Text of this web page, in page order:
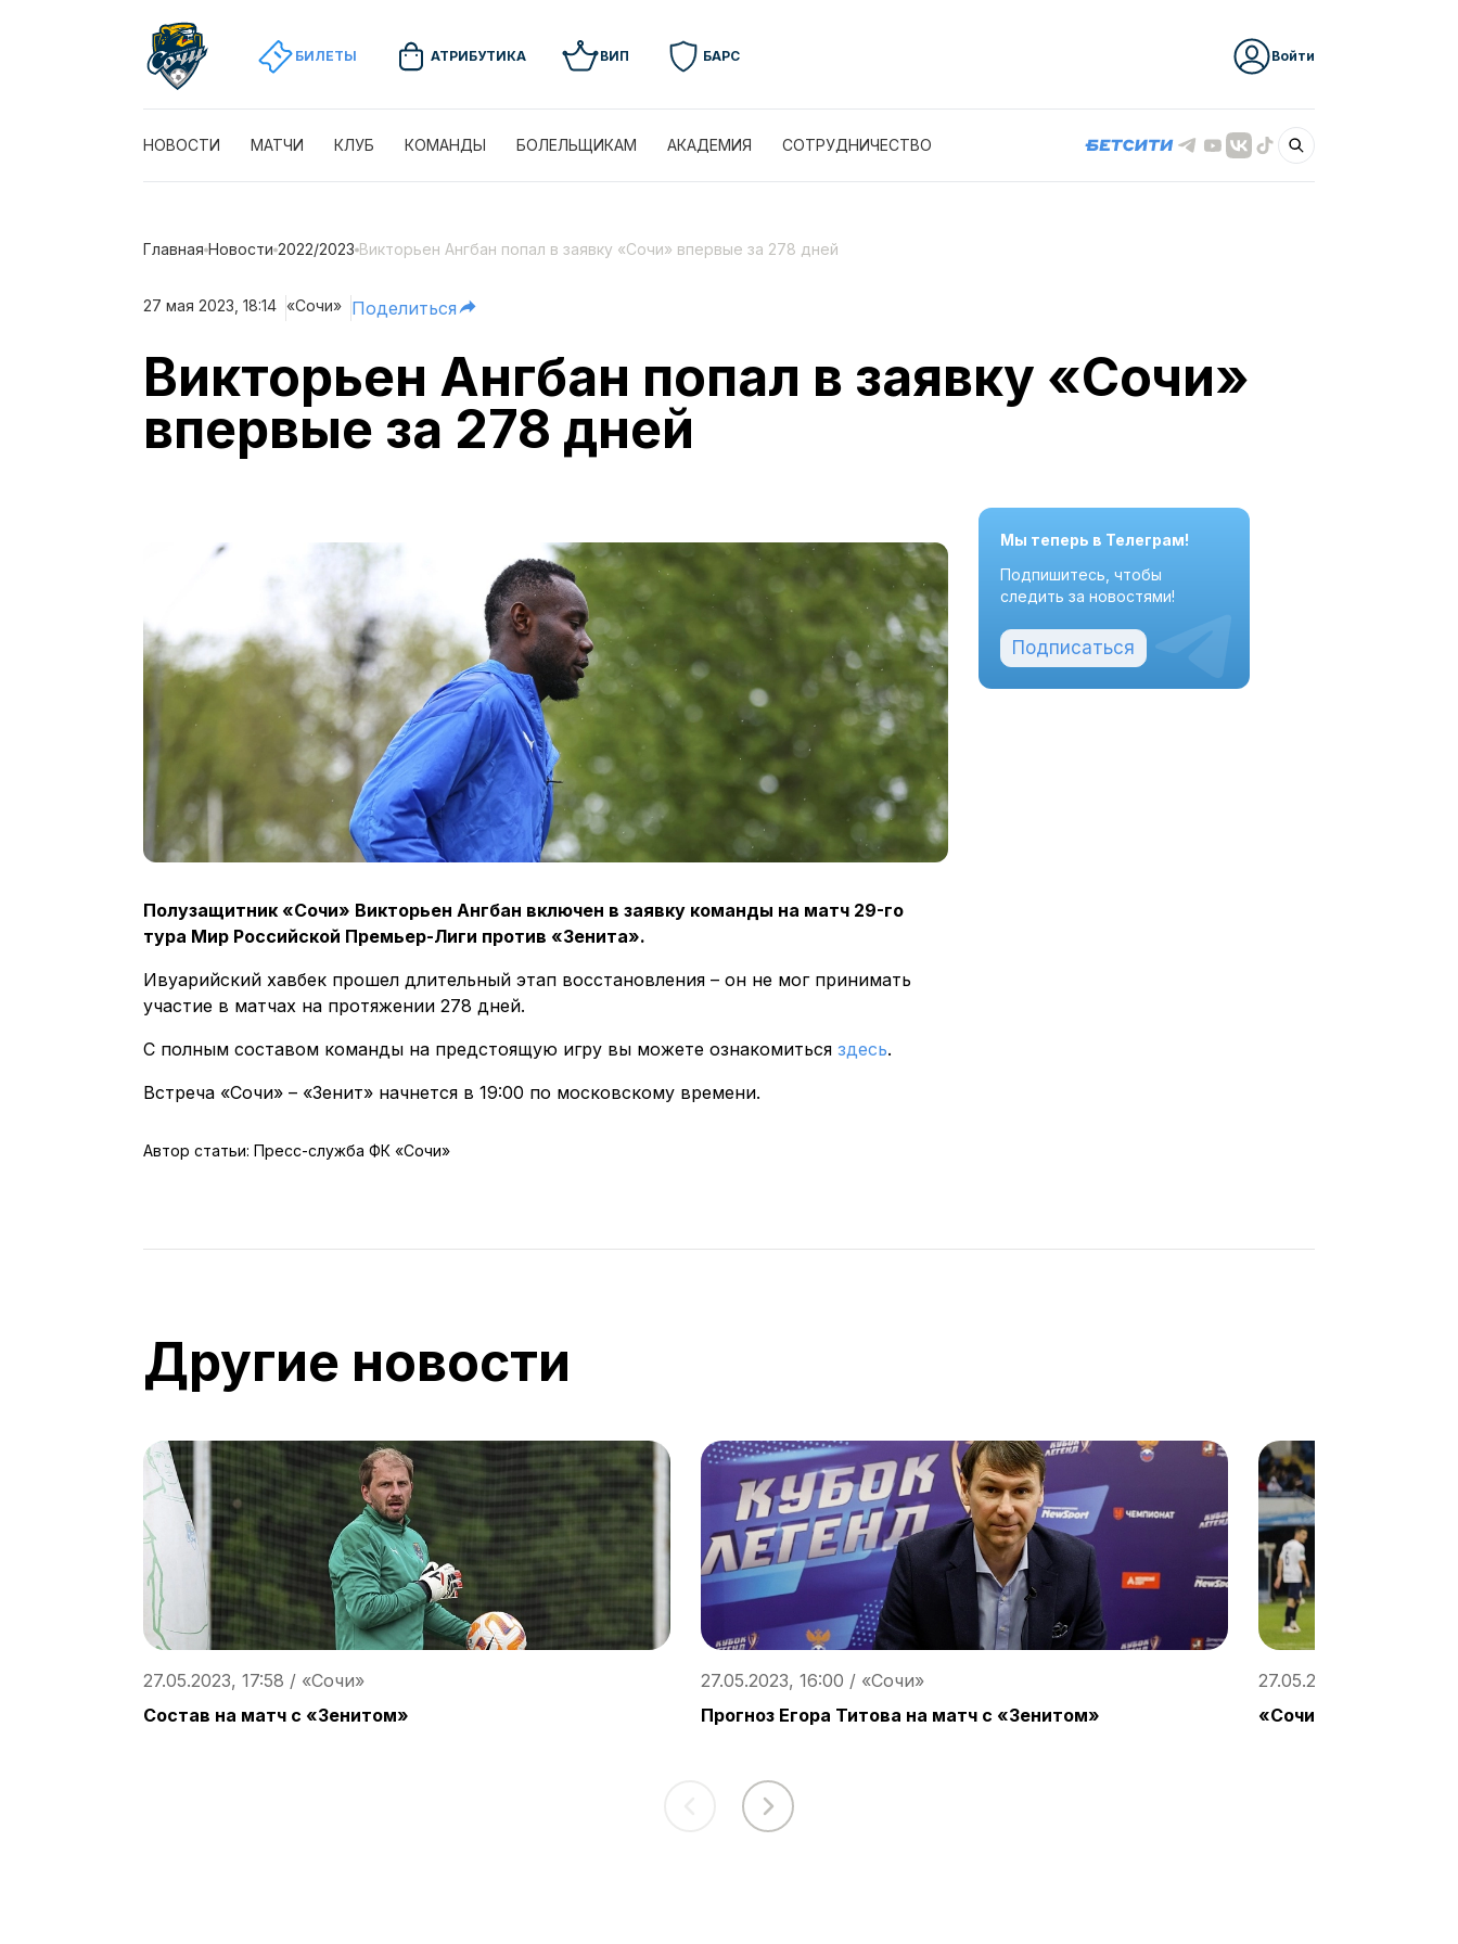
БИЛЕТЫ АТРИБУТИКА ВИП БАРС Войти
НОВОСТИ МАТЧИ КЛУБ КОМАНДЫ БОЛЕЛЬЩИКАМ АКАДЕМИЯ СОТРУДНИЧЕСТВО
Главная Новости 2022/2023 Викторьен Ангбан попал в заявку «Сочи» впервые за 278 дней
27 мая 2023, 18:14 «Сочи» Поделиться
Викторьен Ангбан попал в заявку «Сочи»
впервые за 278 дней
Полузащитник «Сочи» Викторьен Ангбан включен в заявку команды на матч 29-го
тура Мир Российской Премьер-Лиги против «Зенита».
Ивуарийский хавбек прошел длительный этап восстановления – он не мог принимать
участие в матчах на протяжении 278 дней.
С полным составом команды на предстоящую игру вы можете ознакомиться здесь.
Встреча «Сочи» – «Зенит» начнется в 19:00 по московскому времени.
Автор статьи: Пресс-служба ФК «Сочи»
Мы теперь в Телеграм!
Подпишитесь, чтобы
следить за новостями!
Подписаться
Другие новости
27.05.2023, 17:58 / «Сочи»
Состав на матч с «Зенитом»
27.05.2023, 16:00 / «Сочи»
Прогноз Егора Титова на матч с «Зенитом»
27.05.2023, 15:00 /
«Сочи» – «Зенит» –